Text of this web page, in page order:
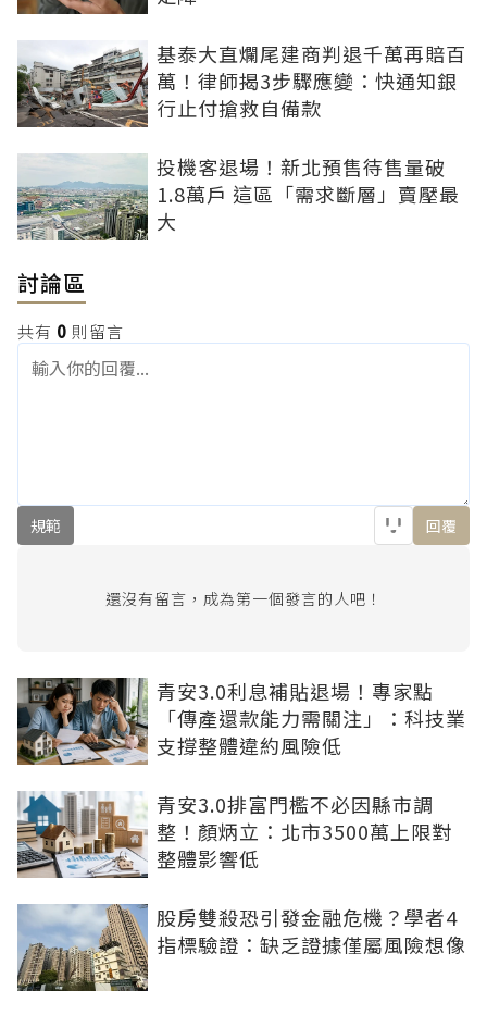
基泰大直爛尾建商判退千萬再賠百
萬！律師揭3步驟應變：快通知銀
行止付搶救自備款
投機客退場！新北預售待售量破
1.8萬戶 這區「需求斷層」賣壓最
大
討論區
共有 0 則留言
規範 回覆
還沒有留言，成為第一個發言的人吧！
青安3.0利息補貼退場！專家點
「傳產還款能力需關注」：科技業
支撐整體違約風險低
青安3.0排富門檻不必因縣市調
整！顏炳立：北市3500萬上限對
整體影響低
股房雙殺恐引發金融危機？學者4
指標驗證：缺乏證據僅屬風險想像